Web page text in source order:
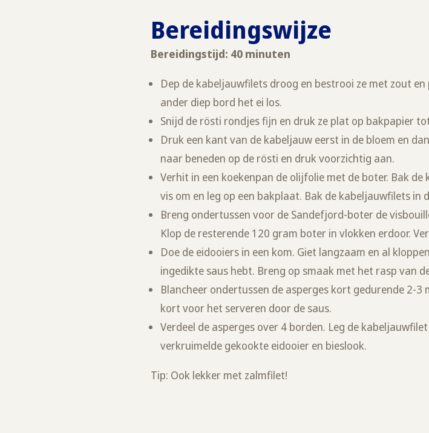
Bereidingswijze
Bereidingstijd: 40 minuten
Dep de kabeljauwfilets droog en bestrooi ze met zout
ander diep bord het ei los.
Snijd de rösti rondjes fijn en druk ze plat op bakpapier
Druk een kant van de kabeljauw eerst in de bloem en
naar beneden op de rösti en druk voorzichtig aan.
Verhit in een koekenpan de olijfolie met de boter. Bak
vis om en leg op een bakplaat. Bak de kabeljauwfilets
Breng ondertussen voor de Sandefjord-boter de
Klop de resterende 120 gram boter in vlokken erdoor.
Doe de eidooiers in een kom. Giet langzaam en al
ingedikte saus hebt. Breng op smaak met het rasp van
Blancheer ondertussen de asperges kort gedurende 2-
kort voor het serveren door de saus.
Verdeel de asperges over 4 borden. Leg de
verkruimelde gekookte eidooier en bieslook.
Tip: Ook lekker met zalmfilet!